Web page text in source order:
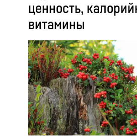
ценность,
витамины